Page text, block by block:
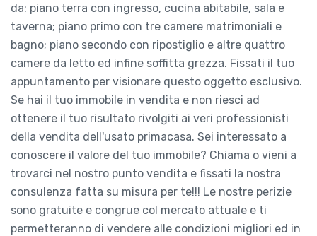
da: piano terra con ingresso, cucina abitabile, sala e
taverna; piano primo con tre camere matrimoniali e
bagno; piano secondo con ripostiglio e altre quattro
camere da letto ed infine soffitta grezza. Fissati il tuo
appuntamento per visionare questo oggetto esclusivo.
Se hai il tuo immobile in vendita e non riesci ad
ottenere il tuo risultato rivolgiti ai veri professionisti
della vendita dell'usato primacasa. Sei interessato a
conoscere il valore del tuo immobile? Chiama o vieni a
trovarci nel nostro punto vendita e fissati la nostra
consulenza fatta su misura per te!!! Le nostre perizie
sono gratuite e congrue col mercato attuale e ti
permetteranno di vendere alle condizioni migliori ed in